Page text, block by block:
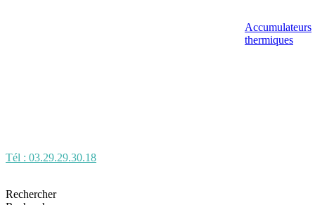
Accumulateurs
thermiques
Tél : 03.29.29.30.18
Rechercher